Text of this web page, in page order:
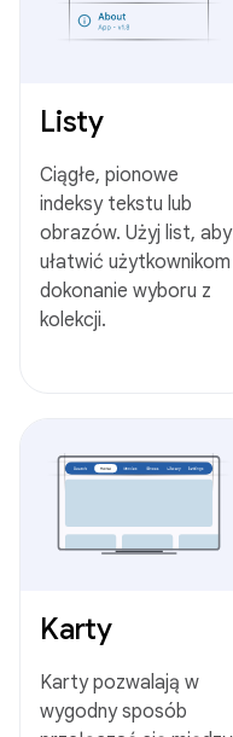
Listy
Ciągłe, pionowe
indeksy tekstu lub
obrazów. Użyj list, aby
ułatwić użytkownikom
dokonanie wyboru z
kolekcji.
Karty
Karty pozwalają w
wygodny sposób